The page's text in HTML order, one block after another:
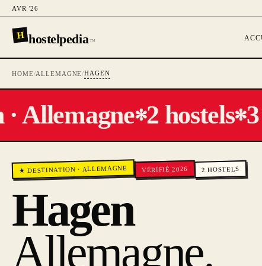
AVR '26
H hostelpedia™
HOME/ALLEMAGNE/HAGEN
Allemagne✻2 hostels✻3
★ DESTINATION · ALLEMAGNE VÉRIFIÉ 2026 2 HOSTELS
Hagen
Allemagne.